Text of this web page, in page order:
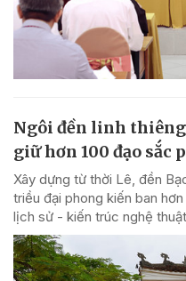
Ngôi đền linh
giữ hơn 100 đạo sắc
Xây dựng từ thời Lê, đền
triều đại phong kiến ban
lịch sử - kiến trúc nghệ